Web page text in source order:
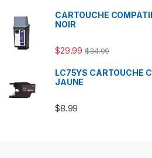
CARTOUCHE
NOIR
$29.99 $34.99
LC75YS CARTOUCHE
JAUNE
$8.99